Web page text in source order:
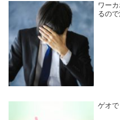
ワー
るの
ゲオ